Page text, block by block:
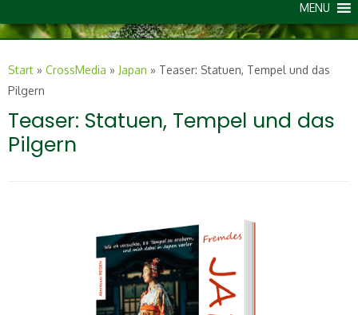
MENU
Start » CrossMedia » Japan » Teaser: Statuen, Tempel und das
Pilgern
Teaser: Statuen, Tempel und das
Pilgern